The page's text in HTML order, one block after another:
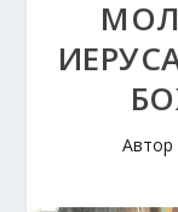
Автор